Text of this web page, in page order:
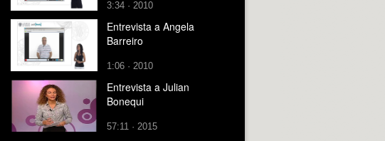
3:34 · 2010
Entrevista a Angela
Barreiro
1:06 · 2010
Entrevista a Julian
Bonequi
57:11 · 2015